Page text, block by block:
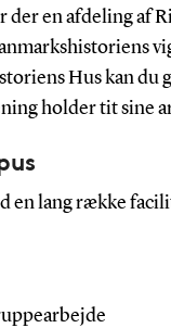
en afdeling af
Hus kan du
holder tit sine
en lang række